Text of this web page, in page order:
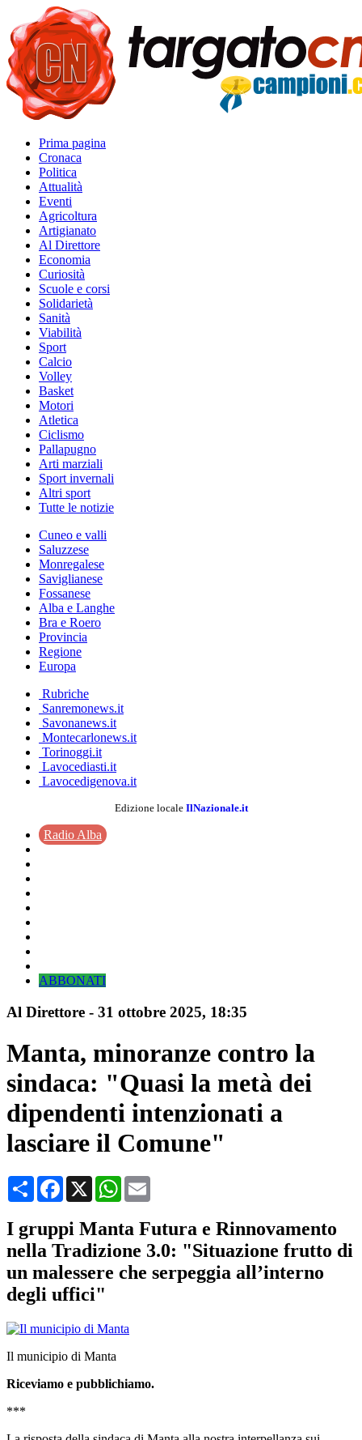
Prima pagina
Cronaca
Politica
Attualità
Eventi
Agricoltura
Artigianato
Al Direttore
Economia
Curiosità
Scuole e corsi
Solidarietà
Sanità
Viabilità
Sport
Calcio
Volley
Basket
Motori
Atletica
Ciclismo
Pallapugno
Arti marziali
Sport invernali
Altri sport
Tutte le notizie
Cuneo e valli
Saluzzese
Monregalese
Saviglianese
Fossanese
Alba e Langhe
Bra e Roero
Provincia
Regione
Europa
Rubriche
Sanremonews.it
Savonanews.it
Montecarlonews.it
Torinoggi.it
Lavocediasti.it
Lavocedigenova.it
Edizione locale IlNazionale.it
Radio Alba
ABBONATI
Al Direttore - 31 ottobre 2025, 18:35
Manta, minoranze contro la
sindaca: "Quasi la metà dei
dipendenti intenzionati a
lasciare il Comune"
CondividiFacebook
X WhatsApp
I gruppi Manta Futura e Rinnovamento
nella Tradizione 3.0: "Situazione frutto di
un malessere che serpeggia all’interno
degli uffici"
Il municipio di Manta
Riceviamo e pubblichiamo.
***